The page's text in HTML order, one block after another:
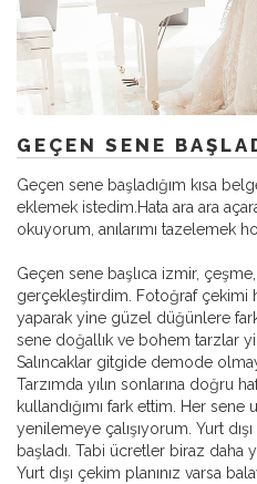
GEÇEN SENE
Geçen sene başladığım kısa
eklemek istedim.Hata ara ara
okuyorum, anılarımı tazelemek
Geçen sene başlıca izmir,
gerçekleştirdim. Fotoğraf çekimi
yaparak yine güzel düğünlere
sene doğallık ve bohem tarzlar
Salıncaklar gitgide demode
Tarzımda yılın sonlarına doğru
kullandığımı fark ettim. Her
yenilemeye çalışıyorum. Yurt
başladı. Tabi ücretler biraz daha
Yurt dışı çekim planınız varsa